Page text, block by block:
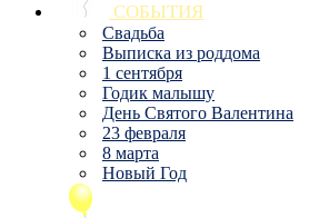
СОБЫТИЯ
Свадьба
Выписка из роддома
1 сентября
Годик малышу
День Святого Валентина
23 февраля
8 марта
Новый Год